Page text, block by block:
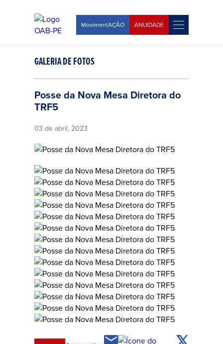
MovimentAÇÃO ANUIDADE
GALERIA DE FOTOS
Posse da Nova Mesa Diretora do
TRF5
03 de abril, 2023